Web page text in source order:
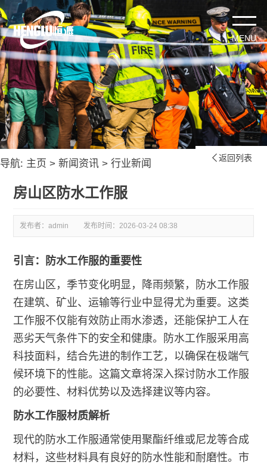
导航: 主页 > 新闻资讯 > 行业新闻  返回列表
房山区防水工作服
发布者：admin 发布时间：2026-03-24 08:38
引言：防水工作服的重要性
在房山区，季节变化明显，降雨频繁，防水工作服
在建筑、矿业、运输等行业中显得尤为重要。这类
工作服不仅能有效防止雨水渗透，还能保护工人在
恶劣天气条件下的安全和健康。防水工作服采用高
科技面料，结合先进的制作工艺，以确保在极端气
候环境下的性能。这篇文章将深入探讨防水工作服
的必要性、材料优势以及选择建议等内容。
防水工作服材质解析
现代的防水工作服通常使用聚酯纤维或尼龙等合成
材料，这些材料具有良好的防水性能和耐磨性。市